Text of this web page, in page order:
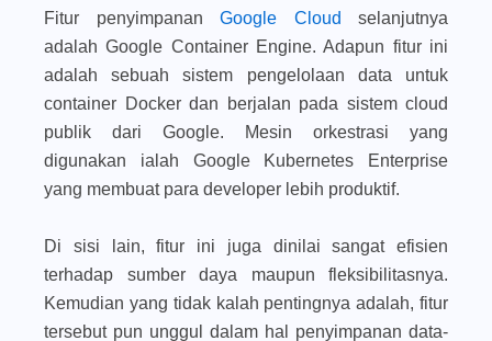
Fitur penyimpanan Google Cloud selanjutnya
adalah Google Container Engine. Adapun fitur ini
adalah sebuah sistem pengelolaan data untuk
container Docker dan berjalan pada sistem cloud
publik dari Google. Mesin orkestrasi yang
digunakan ialah Google Kubernetes Enterprise
yang membuat para developer lebih produktif.
Di sisi lain, fitur ini juga dinilai sangat efisien
terhadap sumber daya maupun fleksibilitasnya.
Kemudian yang tidak kalah pentingnya adalah, fitur
tersebut pun unggul dalam hal penyimpanan data-